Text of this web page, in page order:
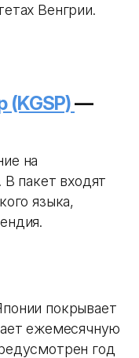
Венгрии.
(KGSP)—
на
В пакет входят
языка,
покрывает
ежемесячную
год